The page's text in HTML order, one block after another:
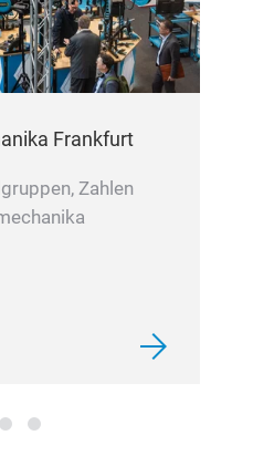
Frankfurt
Zahlen